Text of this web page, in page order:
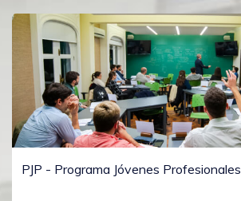
PJP - Programa Jóvenes Profesionales